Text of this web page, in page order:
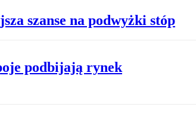
szanse na podwyżki stóp
podbijają rynek